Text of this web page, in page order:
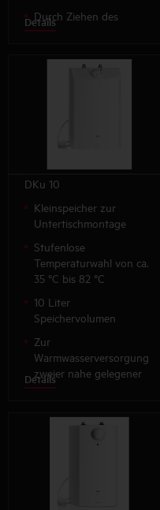
Durch Ziehen des
Netzsteckers
Details
DKu 10
Kleinspeicher zur
Untertischmontage
Stufenlose
Temperaturwahl von ca.
35 °C bis 82 °C
10 Liter
Speichervolumen
Zur
Warmwasserversorgung
zweier nahe gelegener
Zapfstellen, z.B. eines
Details